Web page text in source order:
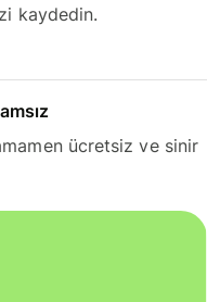
kaydedin.
ücretsiz ve sinir